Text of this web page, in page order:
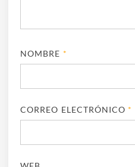
NOMBRE *
CORREO ELECTRÓNICO *